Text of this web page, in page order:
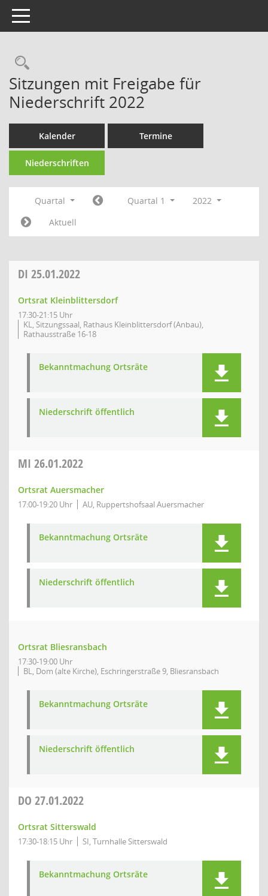
Toggle navigation
Rechercheauswahl
Sitzungen mit Freigabe für
Niederschrift 2022
Kalender Termine
Niederschriften
Quartal Quartal 1
2022
Aktuell
DI 25.01.2022
Ortsrat Kleinblittersdorf
17:30-21:15 Uhr
KL, Sitzungssaal, Rathaus Kleinblittersdorf (Anbau),
Rathausstraße 16-18
Bekanntmachung Ortsräte
Niederschrift öffentlich
MI 26.01.2022
Ortsrat Auersmacher
17:00-19:20 Uhr AU, Ruppertshofsaal Auersmacher
Bekanntmachung Ortsräte
Niederschrift öffentlich
Ortsrat Bliesransbach
17:30-19:00 Uhr
BL, Dom (alte Kirche), Eschringerstraße 9, Bliesransbach
Bekanntmachung Ortsräte
Niederschrift öffentlich
DO 27.01.2022
Ortsrat Sitterswald
17:30-18:15 Uhr SI, Turnhalle Sitterswald
Bekanntmachung Ortsräte